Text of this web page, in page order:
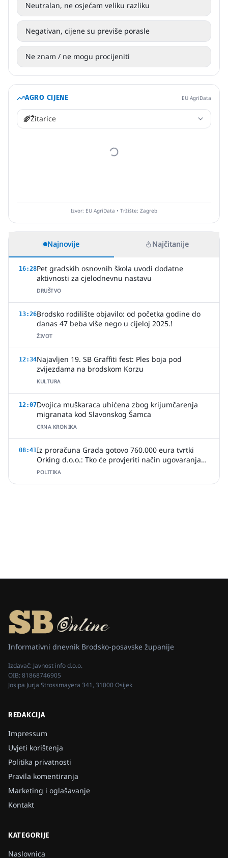
Neutralan, ne osjećam veliku razliku
Negativan, cijene su previše porasle
Ne znam / ne mogu procijeniti
AGRO CIJENE EU AgriData
Žitarice
Izvor: EU AgriData • Tržište: Zagreb
Najnovije Najčitanije
16:28Pet gradskih osnovnih škola uvodi dodatne
aktivnosti za cjelodnevnu nastavu
DRUŠTVO
13:26Brodsko rodilište objavilo: od početka godine do
danas 47 beba više nego u cijeloj 2025.!
ŽIVOT
12:34Najavljen 19. SB Graffiti fest: Ples boja pod
zvijezdama na brodskom Korzu
KULTURA
12:07Dvojica muškaraca uhićena zbog krijumčarenja
migranata kod Slavonskog Šamca
CRNA KRONIKA
08:41Iz proračuna Grada gotovo 760.000 eura tvrtki
Orking d.o.o.: Tko će provjeriti način ugovaranja
poslova?
POLITIKA
Informativni dnevnik Brodsko-posavske županije
Izdavač: Javnost info d.o.o.
OIB:81868746905
Josipa Jurja Strossmayera 341, 31000 Osijek
REDAKCIJA
Impressum
Uvjeti korištenja
Politika privatnosti
Pravila komentiranja
Marketing i oglašavanje
Kontakt
KATEGORIJE
Naslovnica